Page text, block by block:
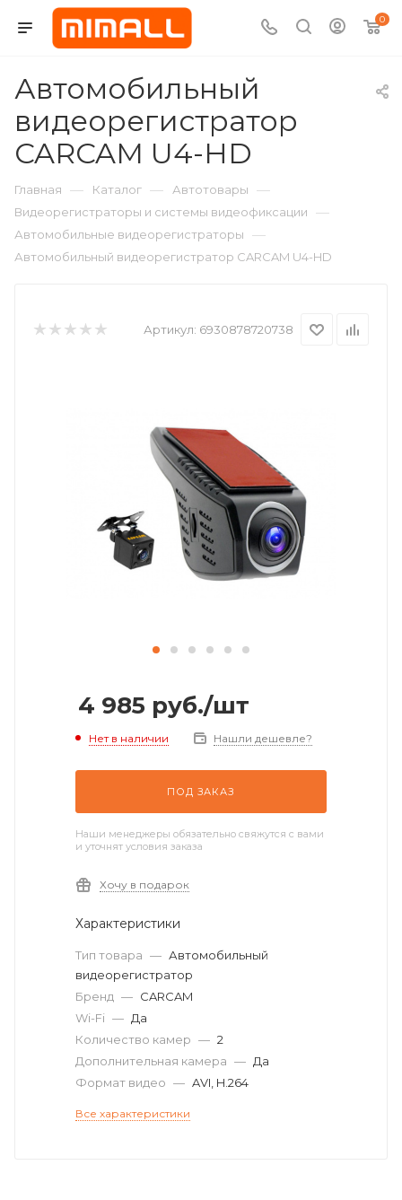
0
Автомобильный
видеорегистратор
CARCAM U4-HD
Главная — Каталог — Автотовары —
Видеорегистраторы и системы видеофиксации —
Автомобильные видеорегистраторы —
Автомобильный видеорегистратор CARCAM U4-HD
Артикул: 6930878720738
4 985 руб./шт
Нет в наличии Нашли дешевле?
ПОД ЗАКАЗ
Наши менеджеры обязательно свяжутся с вами
и уточнят условия заказа
Хочу в подарок
Характеристики
Тип товара — Автомобильный
видеорегистратор
Бренд — CARCAM
Wi-Fi — Да
Количество камер — 2
Дополнительная камера — Да
Формат видео — AVI, H.264
Все характеристики